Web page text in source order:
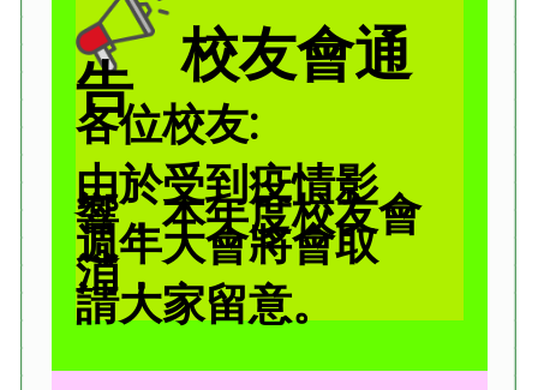
校友會通
告
各位校友:
由於受到疫情影
響，本年度校友會
週年大會將會取
消，
請大家留意。